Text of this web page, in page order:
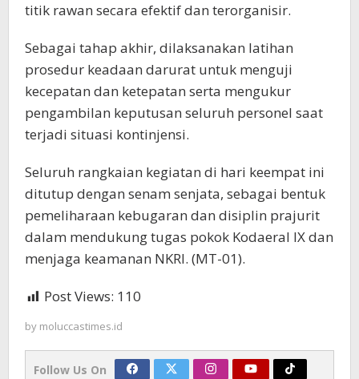
titik rawan secara efektif dan terorganisir.
Sebagai tahap akhir, dilaksanakan latihan
prosedur keadaan darurat untuk menguji
kecepatan dan ketepatan serta mengukur
pengambilan keputusan seluruh personel saat
terjadi situasi kontinjensi.
Seluruh rangkaian kegiatan di hari keempat ini
ditutup dengan senam senjata, sebagai bentuk
pemeliharaan kebugaran dan disiplin prajurit
dalam mendukung tugas pokok Kodaeral IX dan
menjaga keamanan NKRI. (MT-01).
Post Views: 110
by moluccastimes.id
Follow Us On